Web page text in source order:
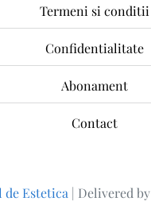
Termeni si conditii
Confidentialitate
Abonament
Contact
de Estetica Delivered by